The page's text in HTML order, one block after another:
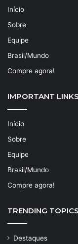
Início
Sobre
Equipe
Brasil/Mundo
Compre agora!
IMPORTANT LINKS
Início
Sobre
Equipe
Brasil/Mundo
Compre agora!
TRENDING TOPICS
Destaques